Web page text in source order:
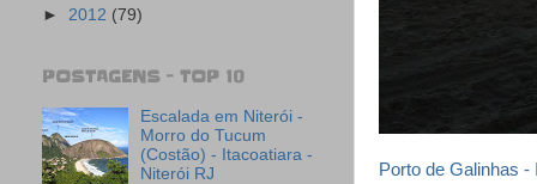
Porto de Galinhas -
► 2012 (79)
POSTAGENS - TOP 10
Escalada em Niterói -
Morro do Tucum
(Costão) - Itacoatiara -
Niterói RJ